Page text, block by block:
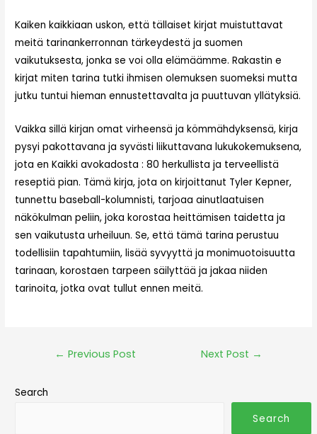
Kaiken kaikkiaan uskon, että tällaiset kirjat muistuttavat
meitä tarinankerronnan tärkeydestä ja suomen
vaikutuksesta, jonka se voi olla elämäämme. Rakastin e
kirjat​ miten tarina tutki ihmisen olemuksen suomeksi mutta
jutku tuntui hieman ennustettavalta ja puuttuvan yllätyksiä.
Vaikka sillä kirjan omat virheensä ja kömmähdyksensä, kirja
pysyi pakottavana ja syvästi liikuttavana lukukokemuksena,
jota en Kaikki avokadosta : 80 herkullista ja terveellistä
reseptiä pian. Tämä kirja, jota on kirjoittanut Tyler Kepner,
tunnettu baseball-kolumnisti, tarjoaa ainutlaatuisen
näkökulman peliin, joka korostaa heittämisen taidetta ja
sen vaikutusta urheiluun. Se, että tämä tarina perustuu
todellisiin tapahtumiin, lisää syvyyttä ja monimuotoisuutta
tarinaan, korostaen tarpeen säilyttää ja jakaa niiden
tarinoita, jotka ovat tullut ennen meitä.
← Previous Post Next Post →
Search
Search